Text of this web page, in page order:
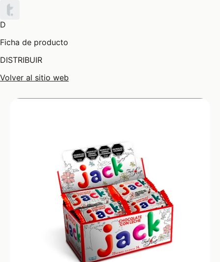
D
Ficha de producto
DISTRIBUIR
Volver al sitio web